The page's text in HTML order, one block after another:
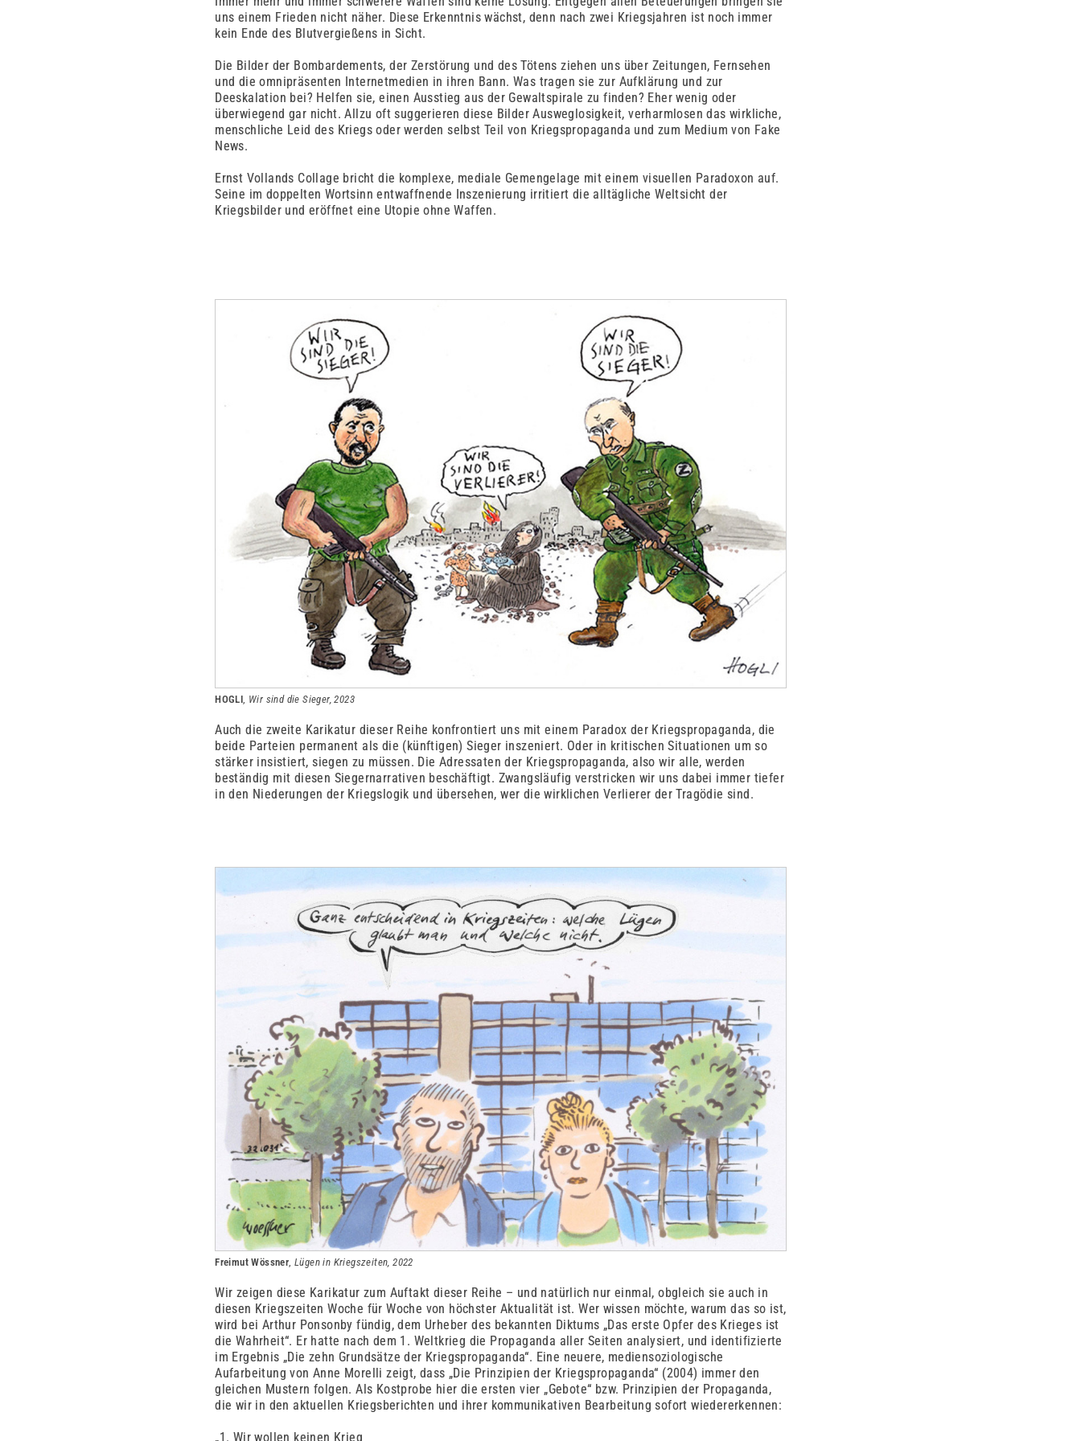
uns einem Frieden nicht näher. Diese Erkenntnis wächst, denn nach zwei Kriegsjahren ist noch immer
kein Ende des Blutvergießens in Sicht.
Die Bilder der Bombardements, der Zerstörung und des Tötens ziehen uns über Zeitungen, Fernsehen
und die omnipräsenten Internetmedien in ihren Bann. Was tragen sie zur Aufklärung und zur
Deeskalation bei? Helfen sie, einen Ausstieg aus der Gewaltspirale zu finden? Eher wenig oder
überwiegend gar nicht. Allzu oft suggerieren diese Bilder Ausweglosigkeit, verharmlosen das wirkliche,
menschliche Leid des Kriegs oder werden selbst Teil von Kriegspropaganda und zum Medium von Fake
News.
Ernst Vollands Collage bricht die komplexe, mediale Gemengelage mit einem visuellen Paradoxon auf.
Seine im doppelten Wortsinn entwaffnende Inszenierung irritiert die alltägliche Weltsicht der
Kriegsbilder und eröffnet eine Utopie ohne Waffen.
HOGLI, Wir sind die Sieger, 2023
Auch die zweite Karikatur dieser Reihe konfrontiert uns mit einem Paradox der Kriegspropaganda, die
beide Parteien permanent als die (künftigen) Sieger inszeniert. Oder in kritischen Situationen um so
stärker insistiert, siegen zu müssen. Die Adressaten der Kriegspropaganda, also wir alle, werden
beständig mit diesen Siegernarrativen beschäftigt. Zwangsläufig verstricken wir uns dabei immer tiefer
in den Niederungen der Kriegslogik und übersehen, wer die wirklichen Verlierer der Tragödie sind.
Freimut Wössner,Lügen in Kriegszeiten, 2022
Wir zeigen diese Karikatur zum Auftakt dieser Reihe – und natürlich nur einmal, obgleich sie auch in
diesen Kriegszeiten Woche für Woche von höchster Aktualität ist. Wer wissen möchte, warum das so ist,
wird bei Arthur Ponsonby fündig, dem Urheber des bekannten Diktums „Das erste Opfer des Krieges ist
die Wahrheit“. Er hatte nach dem 1. Weltkrieg die Propaganda aller Seiten analysiert, und identifizierte
im Ergebnis „Die zehn Grundsätze der Kriegspropaganda“. Eine neuere, mediensoziologische
Aufarbeitung von Anne Morelli zeigt, dass „Die Prinzipien der Kriegspropaganda“ (2004) immer den
gleichen Mustern folgen. Als Kostprobe hier die ersten vier „Gebote“ bzw. Prinzipien der Propaganda,
die wir in den aktuellen Kriegsberichten und ihrer kommunikativen Bearbeitung sofort wiedererkennen:
„1. Wir wollen keinen Krieg